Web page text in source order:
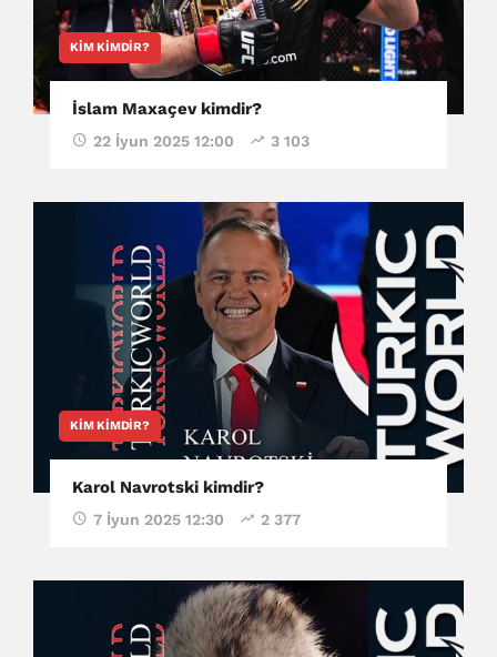
KIM KIMDIR?
İslam Maxaçev kimdir?
22 İyun 2025 12:00 3 103
KIM KIMDIR?
Karol Navrotski kimdir?
7 İyun 2025 12:30 2 377